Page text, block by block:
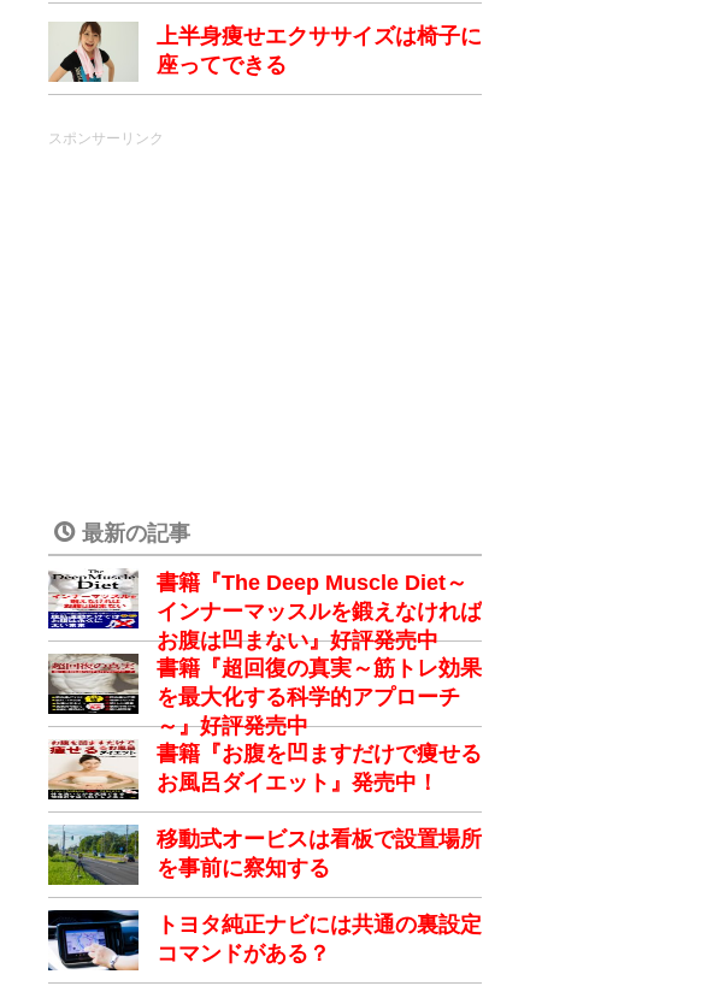
上半身痩せエクササイズは椅子に
座ってできる
スポンサーリンク
最新の記事
書籍『The Deep Muscle Diet～
インナーマッスルを鍛えなければ
お腹は凹まない』好評発売中
書籍『超回復の真実～筋トレ効果
を最大化する科学的アプローチ
～』好評発売中
書籍『お腹を凹ますだけで痩せる
お風呂ダイエット』発売中！
移動式オービスは看板で設置場所
を事前に察知する
トヨタ純正ナビには共通の裏設定
コマンドがある？